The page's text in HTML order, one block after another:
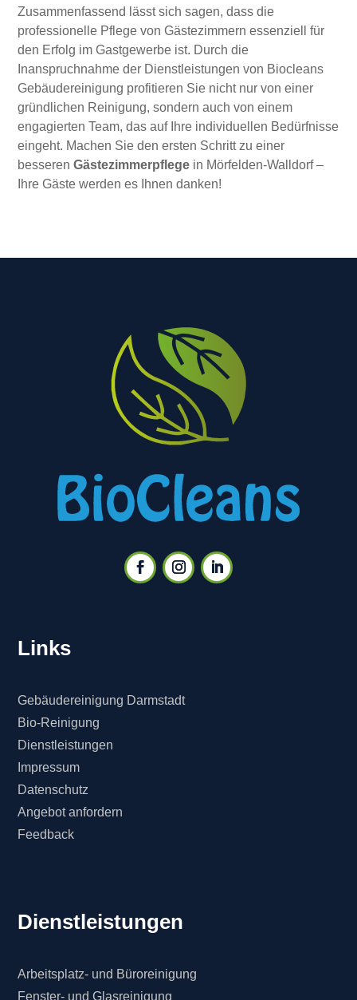
Zusammenfassend lässt sich sagen, dass die
professionelle Pflege von Gästezimmern essenziell für
den Erfolg im Gastgewerbe ist. Durch die
Inanspruchnahme der Dienstleistungen von Biocleans
Gebäudereinigung profitieren Sie nicht nur von einer
gründlichen Reinigung, sondern auch von einem
engagierten Team, das auf Ihre individuellen Bedürfnisse
eingeht. Machen Sie den ersten Schritt zu einer
besserenGästezimmerpflege in Mörfelden-Walldorf –
Ihre Gäste werden es Ihnen danken!
Links
Gebäudereinigung Darmstadt
Bio-Reinigung
Dienstleistungen
Impressum
Datenschutz
Angebot anfordern
Feedback
Dienstleistungen
Arbeitsplatz- und Büroreinigung
Fenster- und Glasreinigung